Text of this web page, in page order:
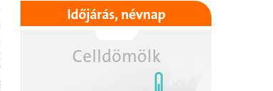
Időjárás, névnap
Celldömölk